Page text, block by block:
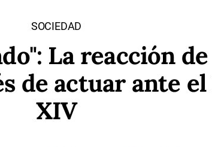
SOCIEDAD
La reacción
de actuar ante el
XIV